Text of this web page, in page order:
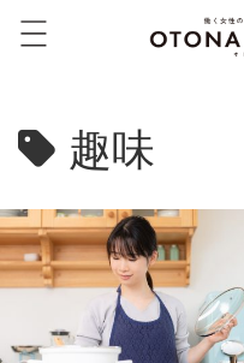
趣味